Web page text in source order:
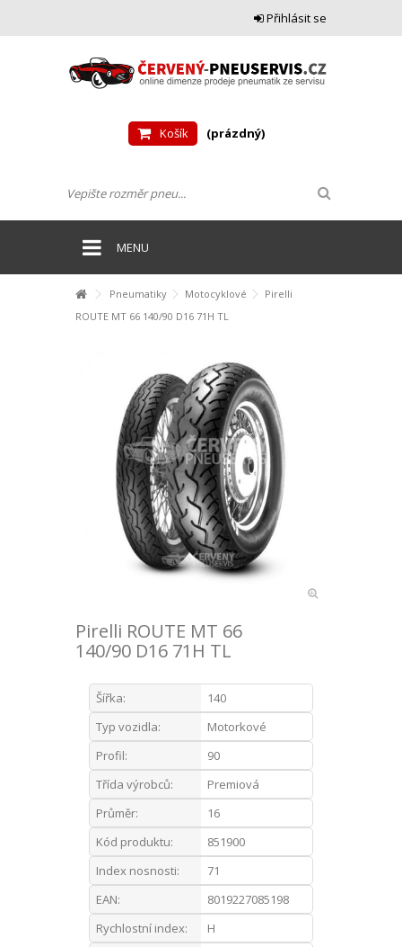
Přihlásit se
Košík (prázdný)
MENU
Pneumatiky Motocyklové
Pirelli
ROUTE MT 66 140/90 D16 71H TL
Pirelli ROUTE MT 66
140/90 D16 71H TL
Šířka:
140
Typ vozidla:
Motorkové
Profil:
90
Třída výrobců:
Premiová
Průměr:
16
Kód produktu:
851900
Index nosnosti:
71
EAN:
8019227085198
Rychlostní index:
H